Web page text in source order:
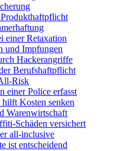
einer Retaxation
und Impfungen
Hackerangriffe
Berufshaftpflicht
Risk
einer Police erfasst
Kosten senken
Warenwirtschaft
Schäden versichert
all-inclusive
ist entscheidend